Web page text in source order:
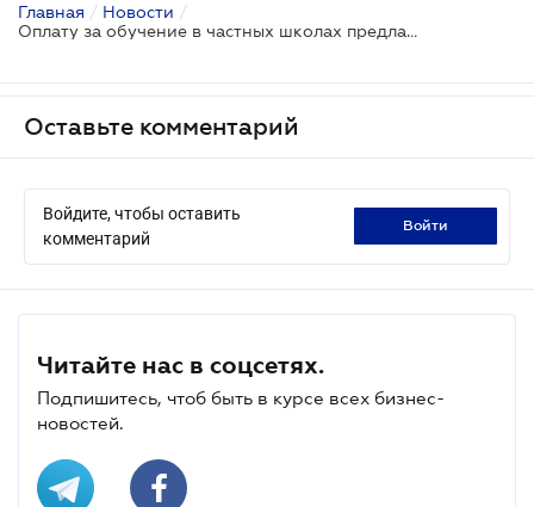
Главная / Новости /
Оплату за обучение в частных школах предлагают включить в налоговую скидку
Оставьте комментарий
Войдите, чтобы оставить
комментарий
войти
Читайте нас в соцсетях.
Подпишитесь, чтоб быть в курсе всех бизнес-
новостей.